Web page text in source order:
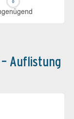
Auflistung